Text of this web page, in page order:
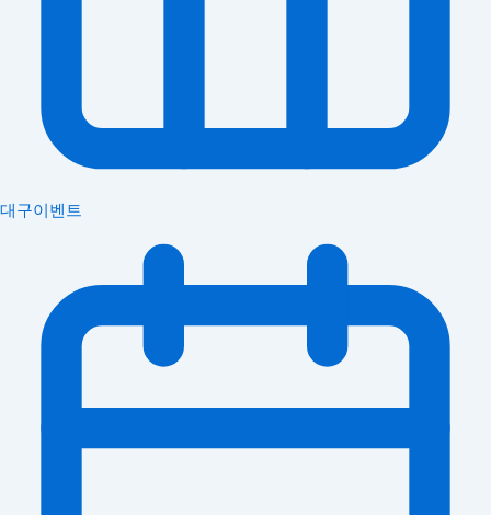
대구이벤트